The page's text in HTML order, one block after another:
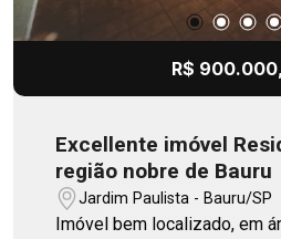
R$
Excellente imóvel
região nobre de Bauru
Jardim Paulista - Bauru/SP
Imóvel bem localizado, em